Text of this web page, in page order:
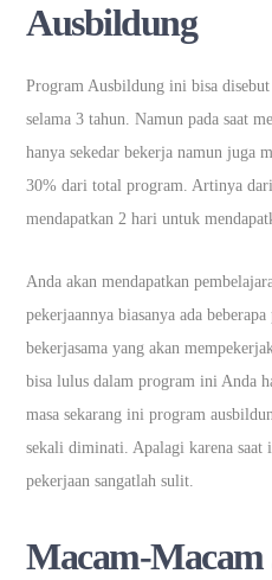
Ausbildung
Program Ausbildung ini bisa
selama 3 tahun. Namun pada saat
hanya sekedar bekerja namun juga
30% dari total program. Artinya
mendapatkan 2 hari untuk
Anda akan mendapatkan
pekerjaannya biasanya ada
bekerjasama yang akan
bisa lulus dalam program ini Anda
masa sekarang ini program
sekali diminati. Apalagi karena saat
pekerjaan sangatlah sulit.
Macam-Macam